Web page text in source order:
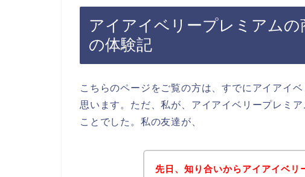
アイアイベリープレミアム
の体験記
こちらのページをご覧の方は、すでにアイアイ
思います。ただ、私が、アイアイベリープレミ
ことでした。私の友達が、
先日、知り合いからアイアイベリ